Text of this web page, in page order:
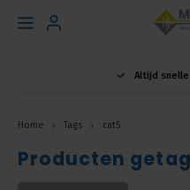
Hoofdmenu
Nederlands
Altijd
Home Tags cat5
Producten